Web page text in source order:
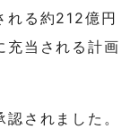
れる約212億円
充当される計画
されました。